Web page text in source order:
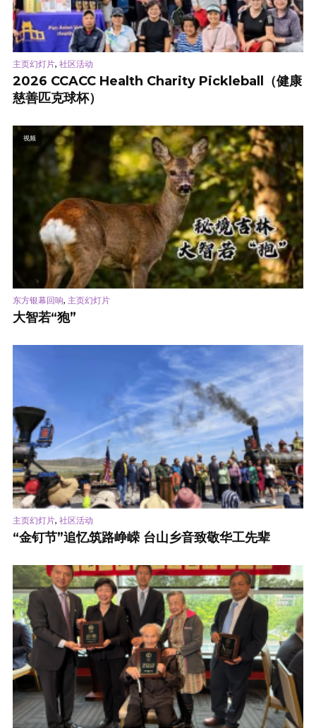
主页幻灯片, 社区活动
2026 CCACC Health Charity Pickleball（健康
慈善匹克球杯）
视频
东方银幕回响, 主页幻灯片
大智若“狍”
主页幻灯片, 社区活动
“金钉节”追忆筑路峥嵘 台山乡音致敬华工先辈